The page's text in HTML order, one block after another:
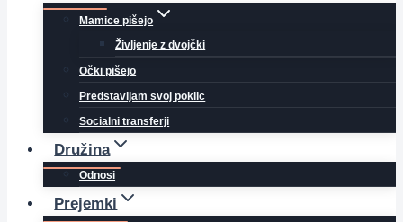
Mamice pišejo
Življenje z dvojčki
Očki pišejo
Predstavljam svoj poklic
Socialni transferji
Družina
Odnosi
Prejemki